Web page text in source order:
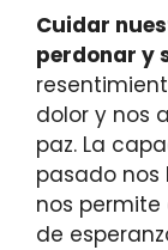
Cuidar
perdonar y
dolor y nos
paz. La
pasado nos
nos
de